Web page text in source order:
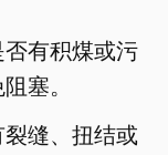
有积煤或污
塞。
缝、扭结或